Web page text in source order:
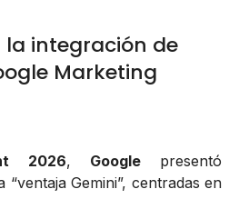
la integración de
Marketing
2026, Googlepresentó
“ventaja Gemini”, centradas en